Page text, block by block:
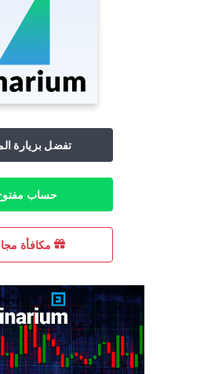
تفضل بزيارة
حساب
مكافأة